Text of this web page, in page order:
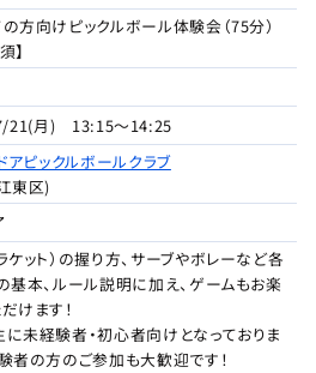
方向けピックルボール体験会（75分）
】
21(月) 13:15～14:25
アピックルボールクラブ
東区)
ケット）の握り方、サーブやボレーなど各
基本、ルール説明に加え、ゲームもお楽
けます！
未経験者・初心者向けとなっておりま
者の方のご参加も大歓迎です！